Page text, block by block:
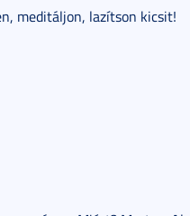
meditáljon, lazítson kicsit!